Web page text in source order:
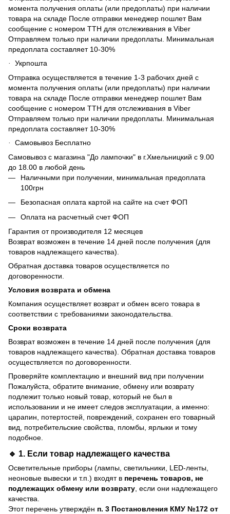
момента получения оплаты (или предоплаты) при наличии
товара на складе После отправки менеджер пошлет Вам
сообщение с номером ТТН для отслеживания в Viber
Отправляем только при наличии предоплаты. Минимальная
предоплата составляет 10-30%
·
Укрпошта
Отправка осуществляется в течение 1-3 рабочих дней с
момента получения оплаты (или предоплаты) при наличии
товара на складе После отправки менеджер пошлет Вам
сообщение с номером ТТН для отслеживания в Viber
Отправляем только при наличии предоплаты. Минимальная
предоплата составляет 10-30%
·
Самовывоз Бесплатно
Самовывоз с магазина "До лампочки" в г.Хмельницкий с 9.00
до 18.00 в любой день
Наличными при получении, минимальная предоплата
100грн
Безопасная оплата картой на сайте на счет ФОП
Оплата на расчетный счет ФОП
Гарантия от производителя 12 месяцев
Возврат возможен в течение 14 дней после получения (для
товаров надлежащего качества).
Обратная доставка товаров осуществляется по
договоренности.
Условия возврата и обмена
Компания осуществляет возврат и обмен всего товара в
соответствии с требованиями законодательства.
Сроки возврата
Возврат возможен в течение 14 дней после получения (для
товаров надлежащего качества). Обратная доставка товаров
осуществляется по договоренности.
Проверяйте комплектацию и внешний вид при получении
Пожалуйста, обратите внимание, обмену или возврату
подлежит только новый товар, который не был в
использовании и не имеет следов эксплуатации, а именно:
царапин, потертостей, повреждений, сохранен его товарный
вид, потребительские свойства, пломбы, ярлыки и тому
подобное.
🔹 1. Если товар надлежащего качества
Осветительные приборы (лампы, светильники, LED-ленты,
неоновые вывески и т.п.) входят в перечень товаров, не
подлежащих обмену или возврату , если они надлежащего
качества.
Этот перечень утверждён п. 3 Постановления КМУ №172 от